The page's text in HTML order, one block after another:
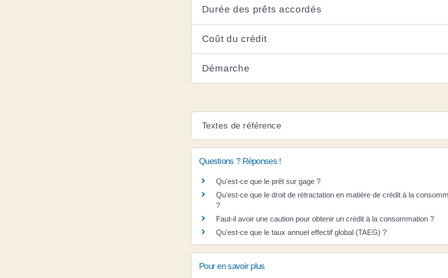
Durée des prêts accordés
Coût du crédit
Démarche
Textes de référence
Questions ? Réponses !
Qu'est-ce que le prêt sur gage ?
Qu'est-ce que le droit de rétractation en matière de crédit à la
?
Faut-il avoir une caution pour obtenir un crédit à la consommation ?
Qu'est-ce que le taux annuel effectif global (TAEG) ?
Pour en savoir plus